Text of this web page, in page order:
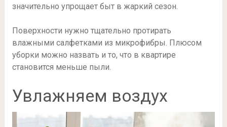
значительно упрощает быт в жаркий сезон.
Поверхности нужно тщательно протирать
влажными салфетками из микрофибры. Плюсом
уборки можно назвать и то, что в квартире
становится меньше пыли.
Увлажняем воздух